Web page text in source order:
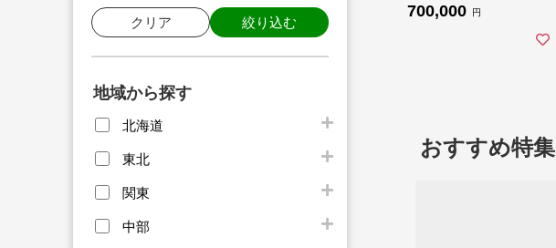
クリア 絞り込む
地域から探す
北海道
東北
関東
中部
700,000 円
おすすめ特集